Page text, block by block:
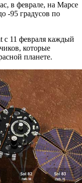
в феврале, на Марсе
-95 градусов по
с 11 февраля каждый
которые
планете.